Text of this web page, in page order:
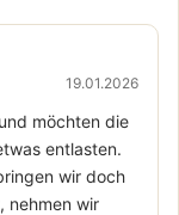
19.01.2026
möchten die
entlasten.
wir doch
nehmen wir